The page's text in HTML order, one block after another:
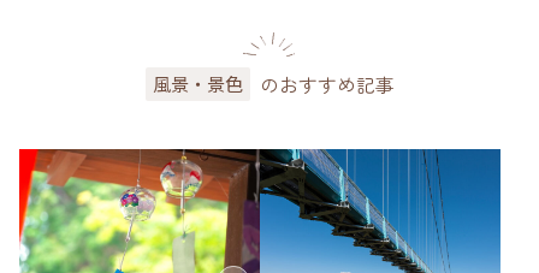
風景・景色 のおすすめ記事